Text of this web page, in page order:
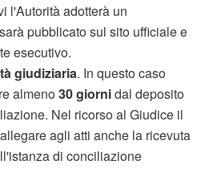
l'Autorità adotterà un
pubblicato sul sito ufficiale e
esecutivo.
giudiziaria. In questo caso
almeno30 giornidal deposito
Nel ricorso al Giudice il
agli atti anche la ricevuta
di conciliazione